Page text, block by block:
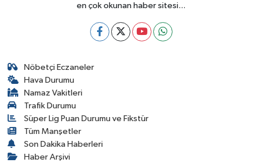
en çok okunan haber sitesi...
Nöbetçi Eczaneler
Hava Durumu
Namaz Vakitleri
Trafik Durumu
Süper Lig Puan Durumu ve Fikstür
Tüm Manşetler
Son Dakika Haberleri
Haber Arşivi